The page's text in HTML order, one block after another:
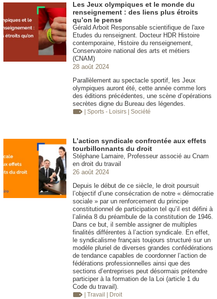
Les Jeux olympiques et le monde du
renseignement : des liens plus étroits
qu’on le pense
Gérald Arboit Responsable scientifique de l'axe
Etudes du renseignent. Docteur HDR Histoire
contemporaine, Histoire du renseignement,
Conservatoire national des arts et métiers
(CNAM)
28 août 2024
Parallèlement au spectacle sportif, les Jeux
olympiques auront été, cette année comme lors
des éditions précédentes, une scène d’opérations
secrètes digne du Bureau des légendes.
| Sports - Loisirs | Société
L’action syndicale confrontée aux effets
tourbillonnants du droit
Stéphane Lamaire, Professeur associé au Cnam
en droit du travail
26 août 2024
Depuis le début de ce siècle, le droit poursuit
l’objectif d’une consécration de notre « démocratie
sociale » par un renforcement du principe
constitutionnel de participation tel qu’il est défini à
l’alinéa 8 du préambule de la constitution de 1946.
Dans ce but, il semble assigner de multiples
finalités différentes à l’action syndicale. En effet,
le syndicalisme français toujours structuré sur un
modèle pluriel de diverses grandes confédérations
de tendance capables de coordonner l’action de
fédérations professionnelles ainsi que des
sections d’entreprises peut désormais prétendre
participer à la formation de la Loi (article 1 du
Code du travail).
| Travail | Droit